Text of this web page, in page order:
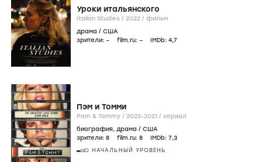
Уроки итальянского
Italian Studies / 2022 / фильм
драма / США
зрители: – film.ru: – IMDb: 4,7
Пэм и Томми
Pam & Tommy / 2022-2021 / сериал
биография, драма / США
зрители: 8 film.ru: 8 IMDb: 7,3
НАЧАЛЬНЫЙ УРОВЕНЬ